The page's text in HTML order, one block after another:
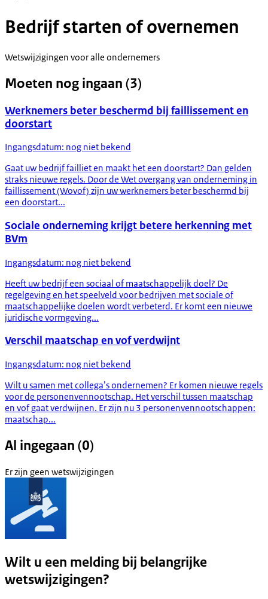
Bedrijf starten of overnemen
Wetswijzigingen voor alle ondernemers
Moeten nog ingaan (3)
Werknemers beter beschermd bij faillissement en
doorstart
Ingangsdatum: nog niet bekend
Gaat uw bedrijf failliet en maakt het een doorstart? Dan gelden
straks nieuwe regels. Door de Wet overgang van onderneming in
faillissement (Wovof) zijn uw werknemers beter beschermd bij
een doorstart...
Sociale onderneming krijgt betere herkenning met
BVm
Ingangsdatum: nog niet bekend
Heeft uw bedrijf een sociaal of maatschappelijk doel? De
regelgeving en het speelveld voor bedrijven met sociale of
maatschappelijke doelen wordt verbeterd. Er komt een nieuwe
juridische vormgeving...
Verschil maatschap en vof verdwijnt
Ingangsdatum: nog niet bekend
Wilt u samen met collega’s ondernemen? Er komen nieuwe regels
voor de personenvennootschap. Het verschil tussen maatschap
en vof gaat verdwijnen. Er zijn nu 3 personenvennootschappen:
maatschap...
Al ingegaan (0)
Er zijn geen wetswijzigingen
Wilt u een melding bij belangrijke
wetswijzigingen?